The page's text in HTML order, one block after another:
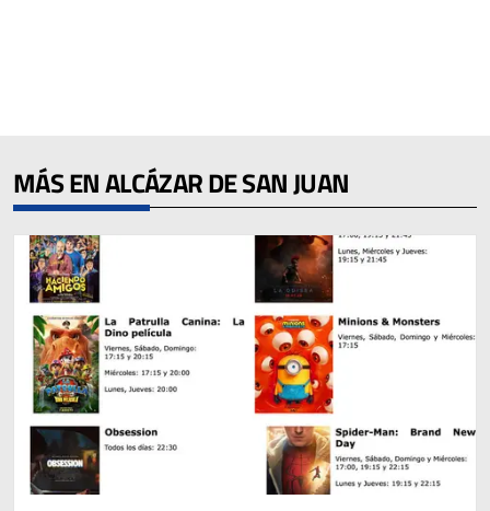
MÁS EN ALCÁZAR DE SAN JUAN